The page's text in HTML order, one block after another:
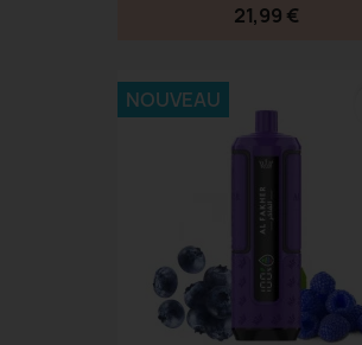
21,99 €
NOUVEAU